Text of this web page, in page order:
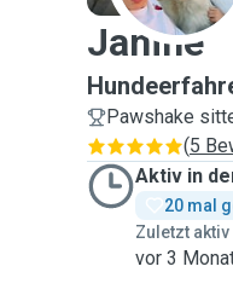
Janine
Pawshake
(5
Aktiv in
20 mal
Zuletzt aktiv
vor 3